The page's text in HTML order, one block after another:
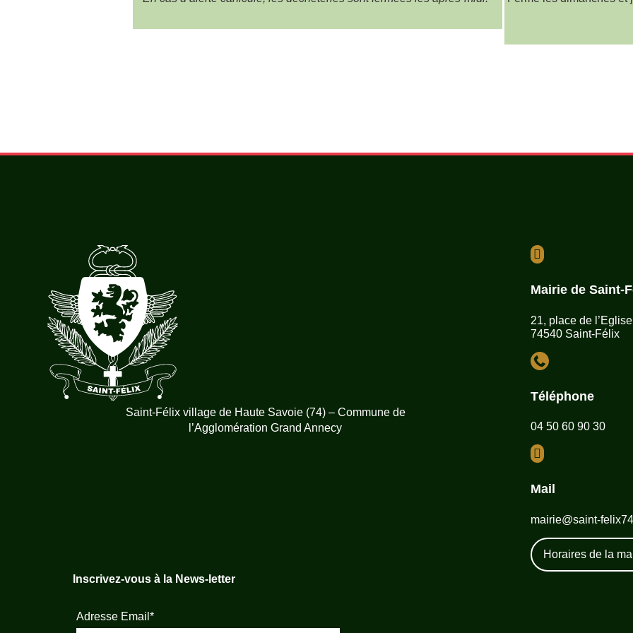
Saint-Félix village de Haute Savoie (74) – Commune de
l’Agglomération Grand Annecy

Mairie de Saint-
21, place de l’Eglise
74540 Saint-Félix

Téléphone
04 50 60 90 30

Mail
mairie@saint-
Horaires de la
Inscrivez-vous à la News-letter
Adresse Email*